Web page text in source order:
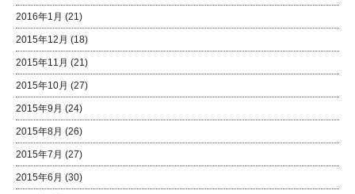
2016年1月 (21)
2015年12月 (18)
2015年11月 (21)
2015年10月 (27)
2015年9月 (24)
2015年8月 (26)
2015年7月 (27)
2015年6月 (30)